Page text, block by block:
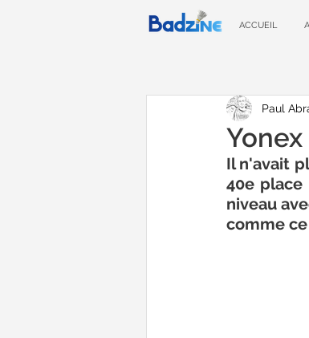
ACCUEIL
Paul
Il n'avait
40e place
niveau
comme